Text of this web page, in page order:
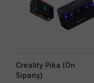
Creality Pika (Ön
Sipariş)